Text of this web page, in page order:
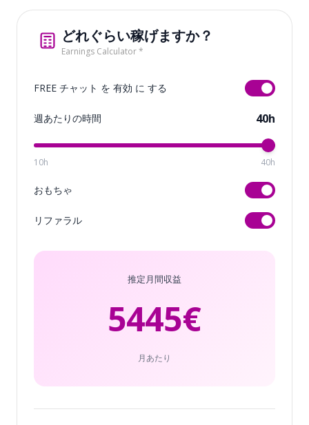
どれぐらい稼げますか？
Earnings Calculator *
FREE チャット を 有効 に する
週あたりの時間 40h
10h 40h
おもちゃ
リファラル
推定月間収益
5445€
月あたり